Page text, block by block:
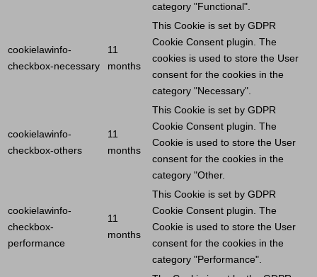
category "Functional".
cookielawinfo-
checkbox-necessary
11
months
This Cookie is set by GDPR
Cookie Consent plugin. The
cookies is used to store the User
consent for the cookies in the
category "Necessary".
cookielawinfo-
checkbox-others
11
months
This Cookie is set by GDPR
Cookie Consent plugin. The
Cookie is used to store the User
consent for the cookies in the
category "Other.
cookielawinfo-
checkbox-
performance
11
months
This Cookie is set by GDPR
Cookie Consent plugin. The
Cookie is used to store the User
consent for the cookies in the
category "Performance".